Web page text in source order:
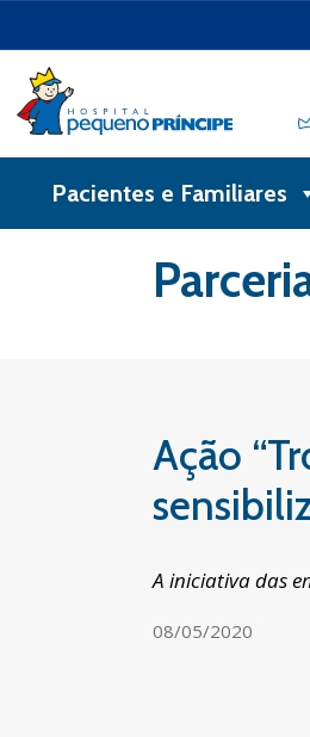
Pacientes e Familiares
Ação
A iniciativa das
08/05/2020